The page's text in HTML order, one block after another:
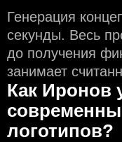
Генерация
секунды. Весь
до получения
занимает
Как Иронов
логотипов?